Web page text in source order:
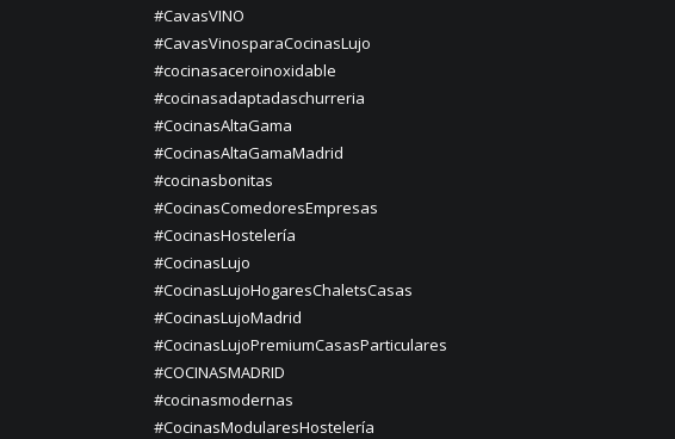
#CavasVINO
#CavasVinosparaCocinasLujo
#cocinasaceroinoxidable
#cocinasadaptadaschurreria
#CocinasAltaGama
#CocinasAltaGamaMadrid
#cocinasbonitas
#CocinasComedoresEmpresas
#CocinasHostelería
#CocinasLujo
#CocinasLujoHogaresChaletsCasas
#CocinasLujoMadrid
#CocinasLujoPremiumCasasParticulares
#COCINASMADRID
#cocinasmodernas
#CocinasModularesHostelería